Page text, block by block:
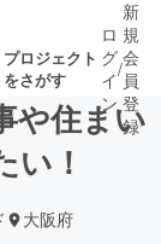
プロジェクト
をさがす
いプ
もうすぐ公開
されます
ロ
グ
イ
ン
/
新
規
会
員
登
録
や住まい
い！
大阪府